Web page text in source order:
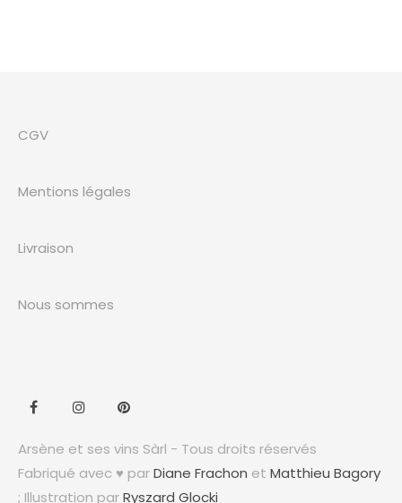
CGV
Mentions légales
Livraison
Nous sommes
Arsène et ses vins Sàrl - Tous droits réservés
Fabriqué avec ♥ parDiane Frachon et Matthieu Bagory
; Illustration parRyszard Glocki